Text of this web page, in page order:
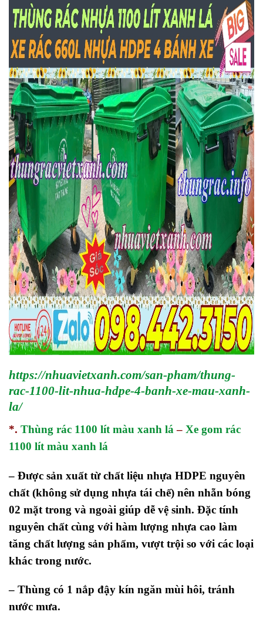
https://nhuavietxanh.com/san-pham/thung-
rac-1100-lit-nhua-hdpe-4-banh-xe-mau-xanh-
la/
*. Thùng rác 1100 lít màu xanh lá – Xe gom rác
1100 lít màu xanh lá
– Được sản xuất từ chất liệu nhựa HDPE nguyên
chất (không sử dụng nhựa tái chế) nên nhẵn bóng
02 mặt trong và ngoài giúp dễ vệ sinh. Đặc tính
nguyên chất cùng với hàm lượng nhựa cao làm
tăng chất lượng sản phẩm, vượt trội so với các loại
khác trong nước.
– Thùng có 1 nắp đậy kín ngăn mùi hôi, tránh
nước mưa.